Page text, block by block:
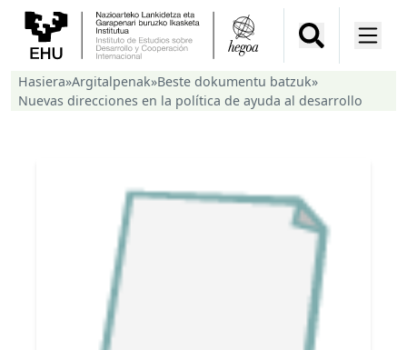
Hasiera»Argitalpenak»Beste dokumentu batzuk»
Nuevas direcciones en la política de ayuda al desarrollo